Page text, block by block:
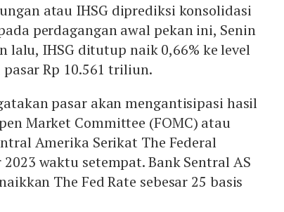
atau IHSG diprediksi konsolidasi
perdagangan awal pekan ini, Senin
lalu, IHSG ditutup naik 0,66% ke level
Rp 10.561 triliun.
pasar akan mengantisipasi hasil
Market Committee (FOMC) atau
Amerika Serikat The Federal
2023 waktu setempat. Bank Sentral AS
The Fed Rate sebesar 25 basis